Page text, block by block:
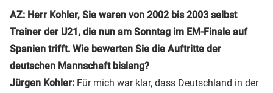
AZ: Herr Kohler, Sie waren von 2002 bis 2003 selbst
Trainer der U21, die nun am Sonntag im EM-Finale auf
Spanien trifft. Wie bewerten Sie die Auftritte der
deutschen Mannschaft bislang?
Jürgen Kohler: Für mich war klar, dass Deutschland in der